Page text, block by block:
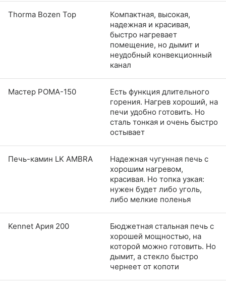
Thorma Bozen Top
Компактная, высокая,
надежная и красивая,
быстро нагревает
помещение, но дымит и
неудобный конвекционный
канал
Мастер РОМА-150
Есть функция длительного
горения. Нагрев хороший, на
печи удобно готовить. Но
сталь тонкая и очень быстро
остывает
Печь-камин LK AMBRA
Надежная чугунная печь с
хорошим нагревом,
красивая. Но топка узкая:
нужен будет либо уголь,
либо мелкие поленья
Kennet Ария 200
Бюджетная стальная печь с
хорошей мощностью, на
которой можно готовить. Но
дымит, а стекло быстро
чернеет от копоти